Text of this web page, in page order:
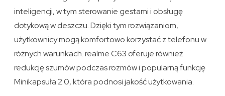
inteligencji, w tym sterowanie gestami i obsługę
dotykową w deszczu. Dzięki tym rozwiązaniom,
użytkownicy mogą komfortowo korzystać z telefonu w
różnych warunkach. realme C63 oferuje również
redukcję szumów podczas rozmów i popularną funkcję
Minikapsuła 2.0, która podnosi jakość użytkowania.